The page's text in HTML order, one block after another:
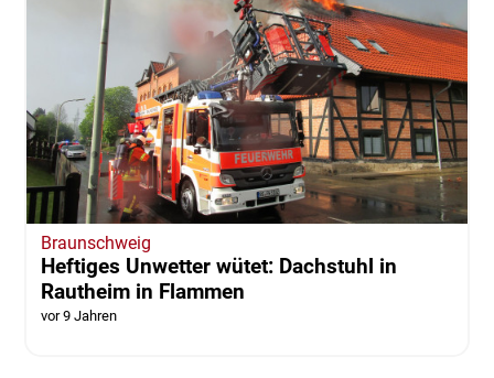
Braunschweig
Heftiges Unwetter wütet: Dachstuhl in
Rautheim in Flammen
vor 9 Jahren